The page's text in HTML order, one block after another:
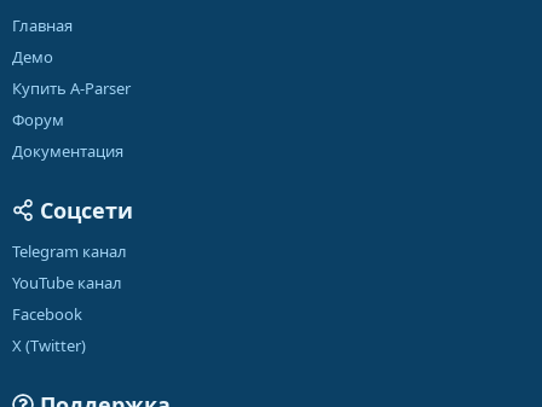
Главная
Демо
Купить A-Parser
Форум
Документация
Соцсети
Telegram канал
YouTube канал
Facebook
X (Twitter)